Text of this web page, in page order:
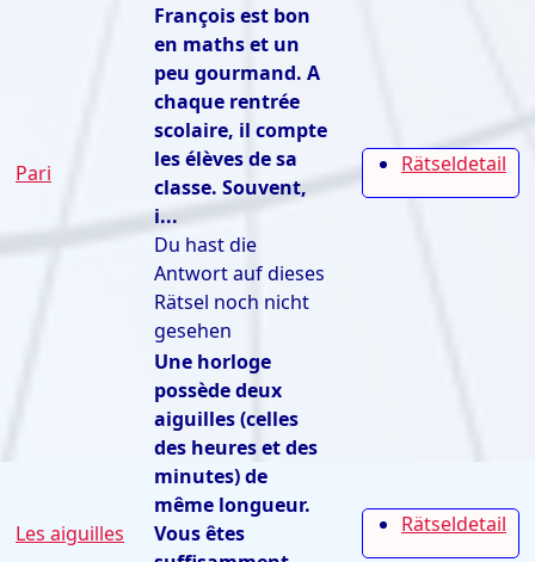
Pari
François est bon
en maths et un
peu gourmand. A
chaque rentrée
scolaire, il compte
les élèves de sa
classe. Souvent,
i...
Du hast die
Antwort auf dieses
Rätsel noch nicht
gesehen
Rätseldetail
Les aiguilles
Une horloge
possède deux
aiguilles (celles
des heures et des
minutes) de
même longueur.
Vous êtes
Rätseldetail